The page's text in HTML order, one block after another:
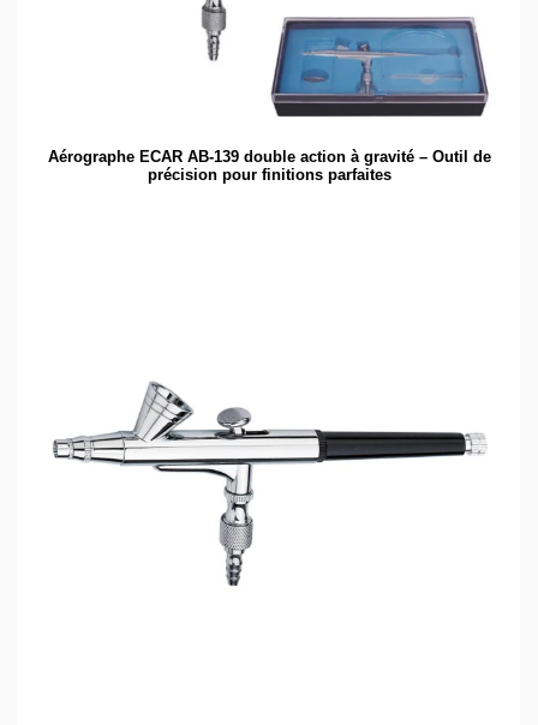
Aérographe ECAR AB-139 double action à gravité – Outil de
précision pour finitions parfaites